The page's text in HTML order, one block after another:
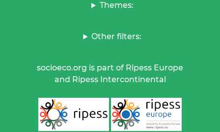
Themes:
Other filters:
socioeco.org is part of Ripess Europe
and Ripess Intercontinental